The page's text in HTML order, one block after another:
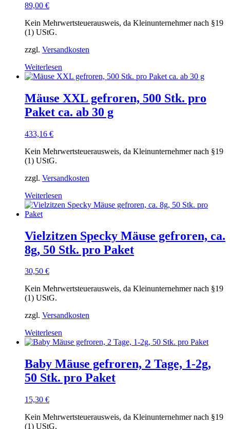
89,00 €
Kein Mehrwertsteuerausweis, da Kleinunternehmer nach §19
(1) UStG.
zzgl. Versandkosten
Weiterlesen
Mäuse XXL gefroren, 500 Stk. pro
Paket ca. ab 30 g
433,16 €
Kein Mehrwertsteuerausweis, da Kleinunternehmer nach §19
(1) UStG.
zzgl. Versandkosten
Weiterlesen
Vielzitzen Specky Mäuse gefroren, ca.
8g, 50 Stk. pro Paket
30,50 €
Kein Mehrwertsteuerausweis, da Kleinunternehmer nach §19
(1) UStG.
zzgl. Versandkosten
Weiterlesen
Baby Mäuse gefroren, 2 Tage, 1-2g,
50 Stk. pro Paket
15,30 €
Kein Mehrwertsteuerausweis, da Kleinunternehmer nach §19
(1) UStG.